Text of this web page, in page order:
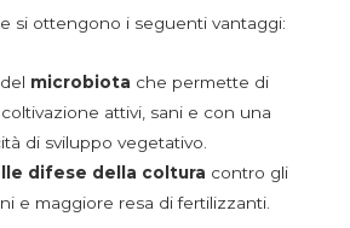
si ottengono i seguenti vantaggi:
microbiota che permette di
attivi, sani e con una
di sviluppo vegetativo.
difese della coltura contro gli
e maggiore resa di fertilizzanti.